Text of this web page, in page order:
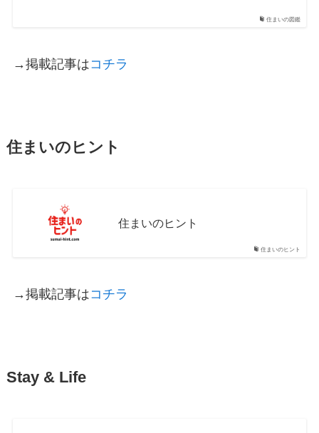
住まいの図鑑
→掲載記事はコチラ
住まいのヒント
住まいのヒント
住まいのヒント
→掲載記事はコチラ
Stay & Life